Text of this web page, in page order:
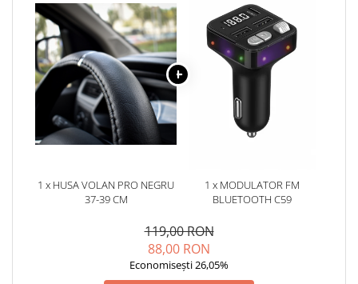
1 x HUSA VOLAN PRO NEGRU
37-39 CM
1 x MODULATOR FM
BLUETOOTH C59
119,00 RON
88,00 RON
Economisești 26,05%